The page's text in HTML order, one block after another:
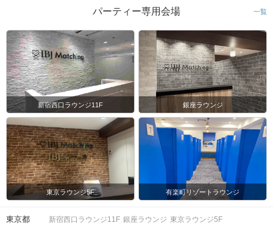
パーティー専用会場 一覧
新宿西口ラウンジ11F 銀座ラウンジ
東京ラウンジ5F 有楽町リゾートラウンジ
東京都 新宿西口ラウンジ11F 銀座ラウンジ 東京ラウンジ5F